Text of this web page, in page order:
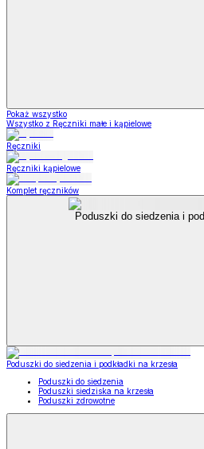
Pokaż wszystko
Wszystko z Ręczniki małe i kąpielowe
Ręczniki
Ręczniki kąpielowe
Komplet ręczników
Poduszki do siedzenia i
Poduszki do siedzenia i podkładki na krzesła
Poduszki do siedzenia
Poduszki siedziska na krzesła
Poduszki zdrowotne